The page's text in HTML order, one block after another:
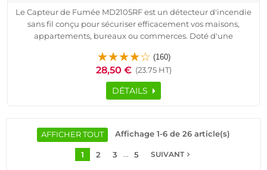
Le Capteur de Fumée MD2105RF est un détecteur d'incendie
sans fil conçu pour sécuriser efficacement vos maisons,
appartements, bureaux ou commerces. Doté d'une
fiable des fumées grâce à sa technologie connectée et son
système d'alerte sonore puissant de 85 dB.
Facile à installer et à utiliser, ce Capteur de Fumée MD2105RF
s’intègre à votre centrale d’alarme connectée, vous
angle de détection 360°, sa protection anti-sabotage et son
autonomie jusqu’à 3 ans assurent une surveillance continue
et rassurante.
(160)
28,50 € (23.75 HT)
DÉTAILS
AFFICHER TOUT Affichage 1-6 de 26 article(s)
1 2 3 … 5 SUIVANTnavigate_next